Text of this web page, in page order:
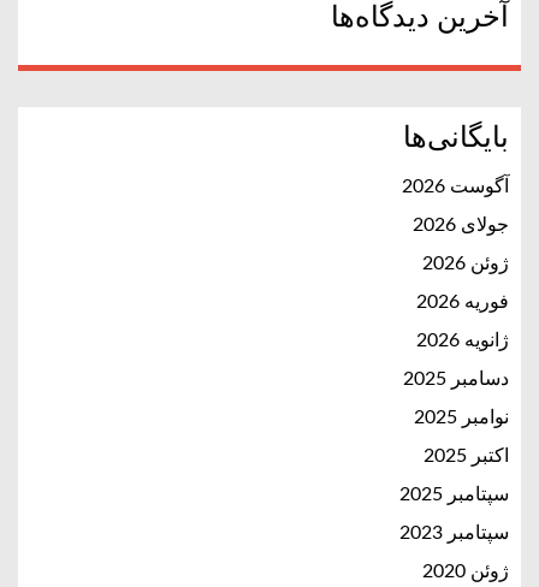
آخرین دیدگاه‌ها
بایگانی‌ها
آگوست 2026
جولای 2026
ژوئن 2026
فوریه 2026
ژانویه 2026
دسامبر 2025
نوامبر 2025
اکتبر 2025
سپتامبر 2025
سپتامبر 2023
ژوئن 2020